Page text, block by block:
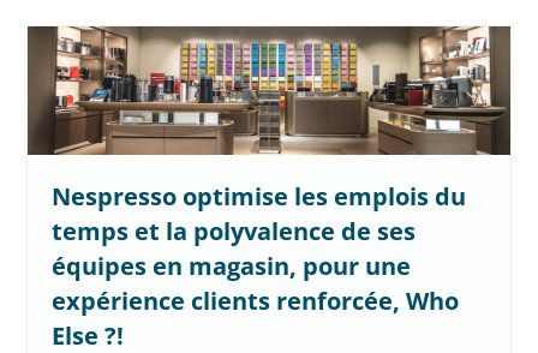
Nespresso optimise les emplois du
temps et la polyvalence de ses
équipes en magasin, pour une
expérience clients renforcée, Who
Else ?!